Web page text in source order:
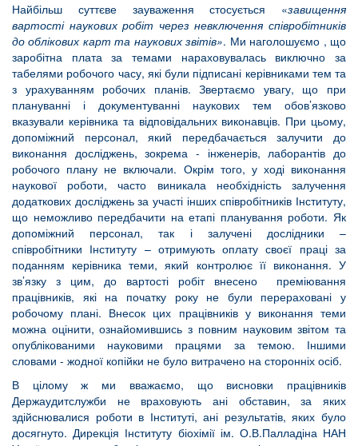
Найбільш суттєве зауваження стосується «завищення
вартості наукових робіт через невключення співробітників
до облікових карт та наукових звітів». Ми наголошуємо , що
заробітна плата за темами нараховувалась виключно за
табелями робочого часу, які були підписані керівниками тем та
з урахуванням робочих планів. Звертаємо увагу, що при
плануванні і документуванні наукових тем обов’язково
вказували керівника та відповідальних виконавців. При цьому,
допоміжний персонал, який передбачається залучити до
виконання досліджень, зокрема - інженерів, лаборантів до
робочого плану не включали. Окрім того, у ході виконання
наукової роботи, часто виникала необхідність залучення
додаткових досліджень за участі інших співробітників Інституту,
що неможливо передбачити на етапі планування роботи. Як
допоміжний персонал, так і залучені дослідники –
співробітники Інституту – отримують оплату своєї праці за
поданням керівника теми, який контролює її виконання. У
зв’язку з цим, до вартості робіт внесено преміювання
працівників, які на початку року не були перераховані у
робочому плані. Внесок цих працівників у виконання теми
можна оцінити, ознайомившись з повним науковим звітом та
опублікованими науковими працями за темою. Іншими
словами - жодної копійки не було витрачено на сторонніх осіб.
В цілому ж ми вважаємо, що висновки працівників
Держаудитслужби не враховують ані обставин, за яких
здійснювалися роботи в Інституті, ані результатів, яких було
досягнуто. Дирекція Інституту біохімії ім. О.В.Палладіна НАН